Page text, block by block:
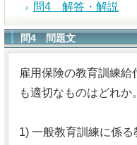
問4 解答・解説
問4 問題文
雇用保険の教育訓練
も適切なものはどれか。
1) 一般教育訓練に係